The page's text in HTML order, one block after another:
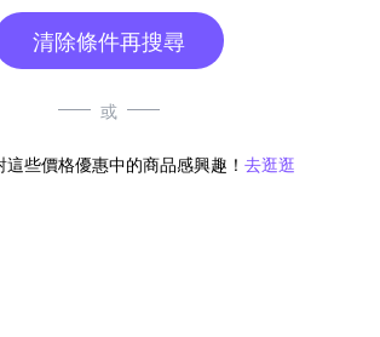
清除條件再搜尋
或
些價格優惠中的商品感興趣！ 去逛逛